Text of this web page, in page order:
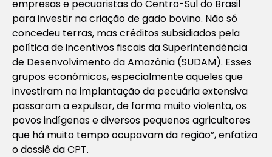
empresas e pecuaristas do Centro-Sul do Brasil
para investir na criação de gado bovino. Não só
concedeu terras, mas créditos subsidiados pela
política de incentivos fiscais da Superintendência
de Desenvolvimento da Amazônia (SUDAM). Esses
grupos econômicos, especialmente aqueles que
investiram na implantação da pecuária extensiva
passaram a expulsar, de forma muito violenta, os
povos indígenas e diversos pequenos agricultores
que há muito tempo ocupavam da região”, enfatiza
o dossiê da CPT.